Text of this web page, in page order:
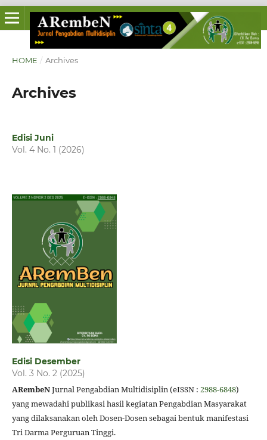
HOME / Archives
Archives
Edisi Juni
Vol. 4 No. 1 (2026)
Edisi Desember
Vol. 3 No. 2 (2025)
ARembeNJurnal Pengabdian Multidisiplin (eISSN : 2988-6848)
yang mewadahi publikasi hasil kegiatan Pengabdian Masyarakat
yang dilaksanakan oleh Dosen-Dosen sebagai bentuk manifestasi
Tri Darma Perguruan Tinggi.